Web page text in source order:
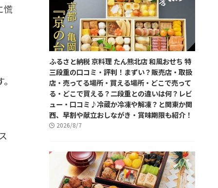
慌
ふるさと納税 京料理 たん熊北店 和風おせち 特
三段重の口コミ・評判！まずい？販売店・取扱
店・売ってる場所・買える場所・どこで売って
る・どこで買える？二段重との違いは何？レビ
ュー・口コミ♪冷蔵か冷凍や解凍？と関東か関
西、早割や献立おしながき・賞味期限も紹介！
2026/8/7